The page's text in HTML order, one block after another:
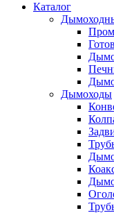
Каталог
Дымоходы